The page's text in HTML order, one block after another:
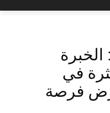
في
فرصة